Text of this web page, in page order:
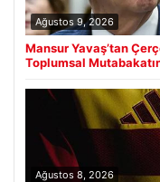
Ağustos 9, 2026
Mansur Yavaş’tan
Toplumsal
Ağustos 8, 2026